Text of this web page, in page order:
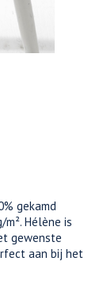
gekamd
Hélène is
gewenste
aan bij het